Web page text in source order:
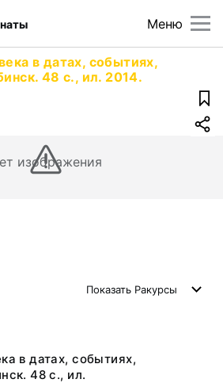
Меню
в датах, событиях,
48 с., ил. 2014.
изображения
Показать Ракурсы
в датах, событиях,
48 с., ил.